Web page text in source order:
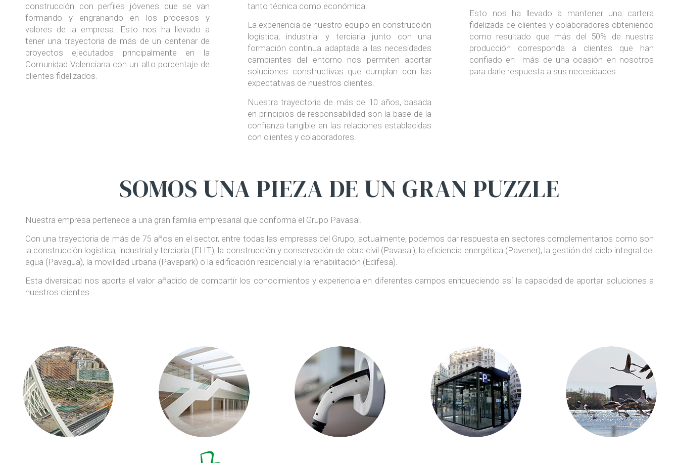
construcción con perfiles jóvenes que se van
formando y engranando en los procesos y
valores de la empresa. Esto nos ha llevado a
tener una trayectoria de más de un centenar de
proyectos ejecutados principalmente en la
Comunidad Valenciana con un alto porcentaje de
clientes fidelizados.
tanto técnica como económica.
La experiencia de nuestro equipo en construcción
logística, industrial y terciaria junto con una
formación continua adaptada a las necesidades
cambiantes del entorno nos permiten aportar
soluciones constructivas que cumplan con las
expectativas de nuestros clientes.
Nuestra trayectoria de más de 10 años, basada
en principios de responsabilidad son la base de la
confianza tangible en las relaciones establecidas
con clientes y colaboradores.
Esto nos ha llevado a mantener una cartera
fidelizada de clientes y colaboradores obteniendo
como resultado que más del 50% de nuestra
producción corresponda a clientes que han
confiado en más de una ocasión en nosotros
para darle respuesta a sus necesidades.
SOMOS UNA PIEZA DE UN GRAN PUZZLE
Nuestra empresa pertenece a una gran familia empresarial que conforma el Grupo Pavasal.
Con una trayectoria de más de 75 años en el sector, entre todas las empresas del Grupo, actualmente, podemos dar respuesta en sectores complementarios como son
la construcción logística, industrial y terciaria (ELIT), la construcción y conservación de obra civil (Pavasal), la eficiencia energética (Pavener), la gestión del ciclo integral del
agua (Pavagua), la movilidad urbana (Pavapark) o la edificación residencial y la rehabilitación (Edifesa).
Esta diversidad nos aporta el valor añadido de compartir los conocimientos y experiencia en diferentes campos enriqueciendo así la capacidad de aportar soluciones a
nuestros clientes.